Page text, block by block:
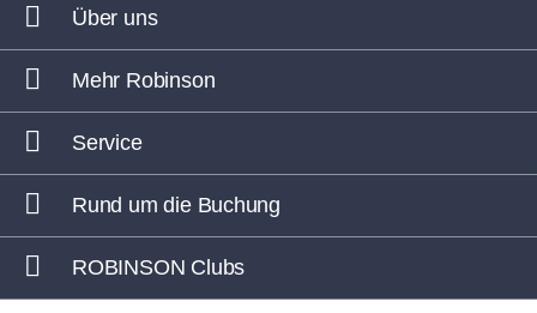
Über uns
Mehr Robinson
Service
Rund um die Buchung
ROBINSON Clubs